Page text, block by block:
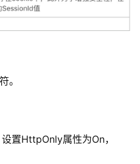
注册
。
置HttpOnly属性为On，